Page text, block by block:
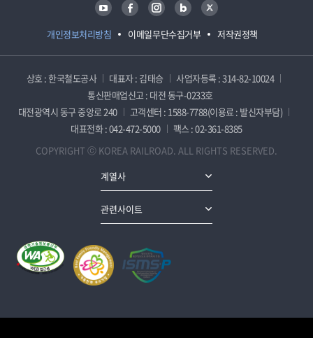
개인정보처리방침 이메일무단수집거부 저작권정책
상호 : 한국철도공사 대표자 : 김태승
사업자등록 : 314-82-10024
통신판매업신고 : 대전 동구-0233호
대전광역시 동구 중앙로 240
고객센터 : 1588-7788(이용료 : 발신자부담)
대표전화 : 042-472-5000
팩스 : 02-361-8385
COPYRIGHT ⓒ KOREA RAILROAD. ALL RIGHTS RESERVED.
계열사
관련사이트